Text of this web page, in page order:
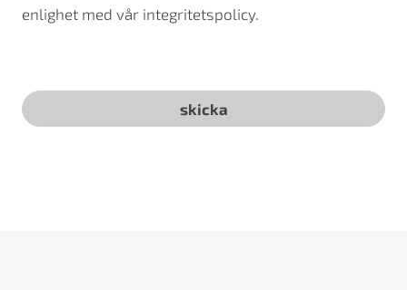
enlighet med vår integritetspolicy.